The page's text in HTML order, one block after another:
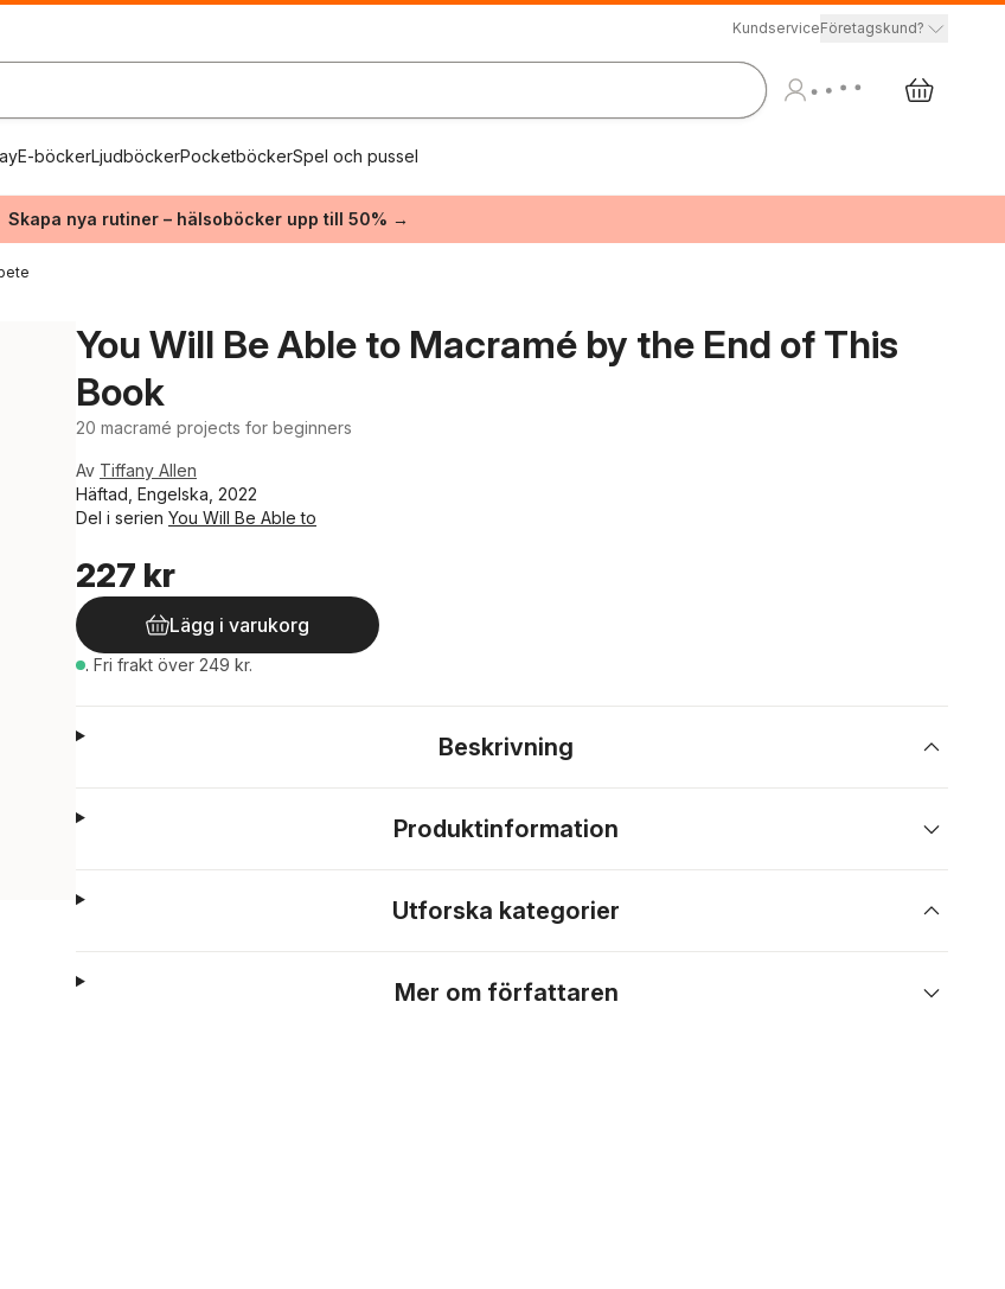
KundserviceFöretagskund?
E-böckerLjudböckerPocketböckerSpel och pussel
Skapa nya rutiner – hälsoböcker upp till 50% →
You Will Be Able to Macramé by the End of This
Book
20 macramé projects for beginners
Av Tiffany Allen
Häftad, Engelska, 2022
Del i serien You Will Be Able to
227 kr
Lägg i varukorg
. Fri frakt över 249 kr.
Beskrivning
Produktinformation
Utforska kategorier
Mer om författaren